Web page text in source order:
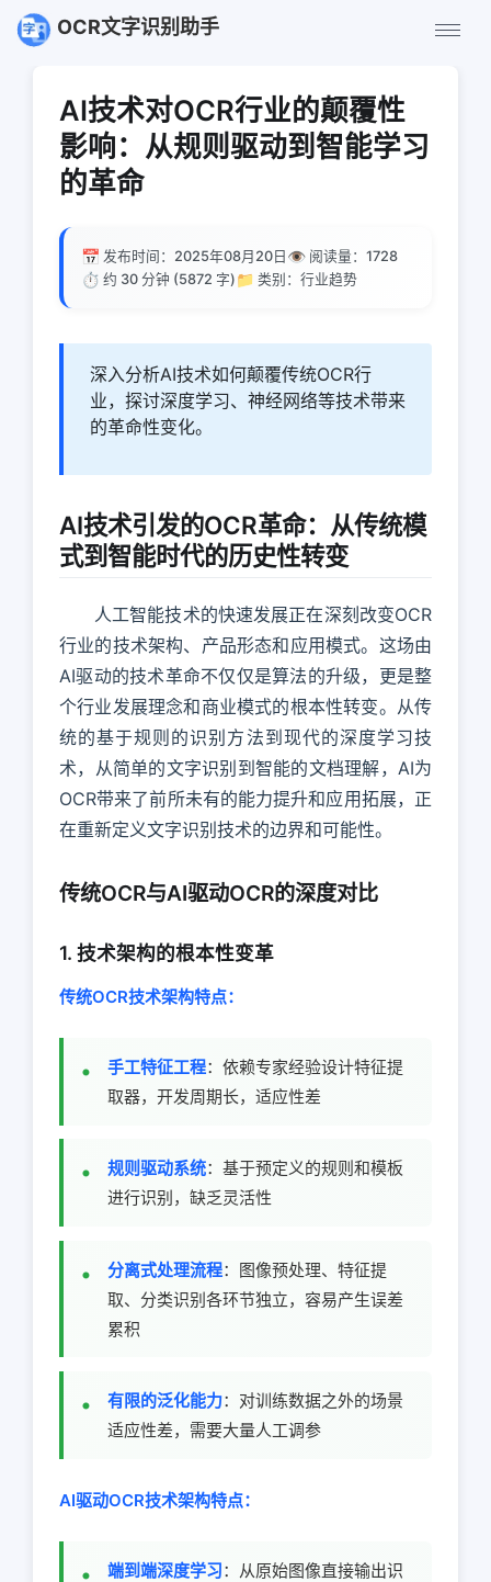
OCR文字识别助手
AI技术对OCR行业的颠覆性
影响：从规则驱动到智能学习
的革命
📅 发布时间：2025年08月20日 👁️ 阅读量： 1728
⏱️ 约 30 分钟 (5872 字) 📁 类别：行业趋势
深入分析AI技术如何颠覆传统OCR行
业，探讨深度学习、神经网络等技术带来
的革命性变化。
AI技术引发的OCR革命：从传统模
式到智能时代的历史性转变
人工智能技术的快速发展正在深刻改变OCR
行业的技术架构、产品形态和应用模式。这场由
AI驱动的技术革命不仅仅是算法的升级，更是整
个行业发展理念和商业模式的根本性转变。从传
统的基于规则的识别方法到现代的深度学习技
术，从简单的文字识别到智能的文档理解，AI为
OCR带来了前所未有的能力提升和应用拓展，正
在重新定义文字识别技术的边界和可能性。
传统OCR与AI驱动OCR的深度对比
1. 技术架构的根本性变革
传统OCR技术架构特点：
手工特征工程：依赖专家经验设计特征提
取器，开发周期长，适应性差
规则驱动系统：基于预定义的规则和模板
进行识别，缺乏灵活性
分离式处理流程：图像预处理、特征提
取、分类识别各环节独立，容易产生误差
累积
有限的泛化能力：对训练数据之外的场景
适应性差，需要大量人工调参
AI驱动OCR技术架构特点：
端到端深度学习：从原始图像直接输出识